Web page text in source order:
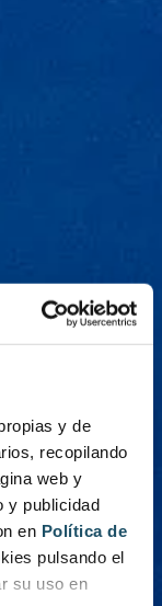
y de
recopilando
web y
y publicidad
en Política de
pulsando el
su uso en